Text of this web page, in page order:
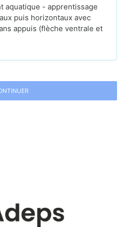
aquatique - apprentissage
puis horizontaux avec
appuis (flèche ventrale et